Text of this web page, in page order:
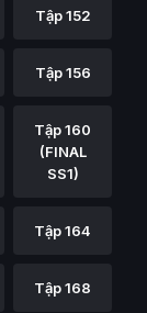
Tập 152
Tập 156
Tập 160
(FINAL
SS1)
Tập 164
Tập 168